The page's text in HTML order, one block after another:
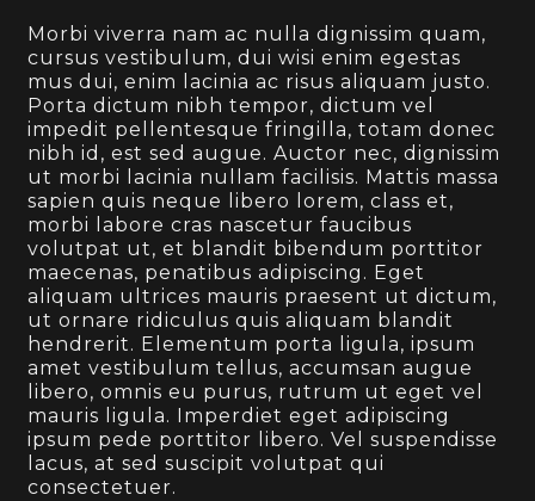
Morbi viverra nam ac nulla dignissim quam,
cursus vestibulum, dui wisi enim egestas
mus dui, enim lacinia ac risus aliquam justo.
Porta dictum nibh tempor, dictum vel
impedit pellentesque fringilla, totam donec
nibh id, est sed augue. Auctor nec, dignissim
ut morbi lacinia nullam facilisis. Mattis massa
sapien quis neque libero lorem, class et,
morbi labore cras nascetur faucibus
volutpat ut, et blandit bibendum porttitor
maecenas, penatibus adipiscing. Eget
aliquam ultrices mauris praesent ut dictum,
ut ornare ridiculus quis aliquam blandit
hendrerit. Elementum porta ligula, ipsum
amet vestibulum tellus, accumsan augue
libero, omnis eu purus, rutrum ut eget vel
mauris ligula. Imperdiet eget adipiscing
ipsum pede porttitor libero. Vel suspendisse
lacus, at sed suscipit volutpat qui
consectetuer.